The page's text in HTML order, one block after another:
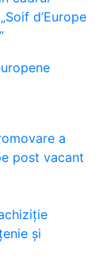
d’Europe
a
post vacant
și